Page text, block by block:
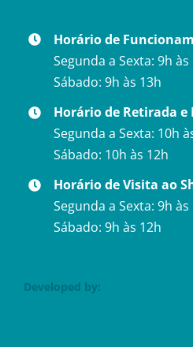
Horário de
Segunda a Sexta: 9h às
Sábado: 9h às 13h
Horário de Retirada e
Segunda a Sexta: 10h
Sábado: 10h às 12h
Horário de Visita ao
Segunda a Sexta: 9h às
Sábado: 9h às 12h
Developed by: